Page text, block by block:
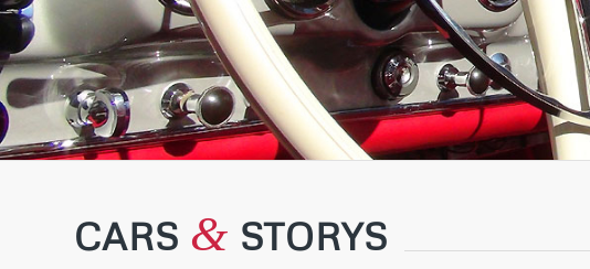
CARS & STORYS